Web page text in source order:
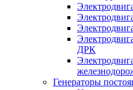
ДРК
Генераторы